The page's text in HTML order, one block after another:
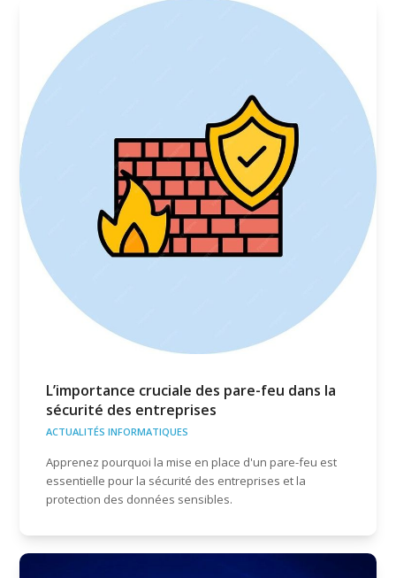
L’importance cruciale des pare-feu dans la
sécurité des entreprises
ACTUALITÉS INFORMATIQUES
Apprenez pourquoi la mise en place d'un pare-feu est
essentielle pour la sécurité des entreprises et la
protection des données sensibles.